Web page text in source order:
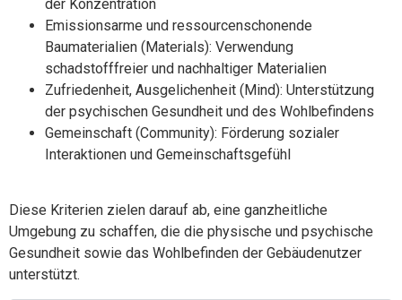
der Konzentration
Emissionsarme und ressourcenschonende
Baumaterialien (Materials): Verwendung
schadstofffreier und nachhaltiger Materialien
Zufriedenheit, Ausgelichenheit (Mind): Unterstützung
der psychischen Gesundheit und des Wohlbefindens
Gemeinschaft (Community): Förderung sozialer
Interaktionen und Gemeinschaftsgefühl
Diese Kriterien zielen darauf ab, eine ganzheitliche
Umgebung zu schaffen, die die physische und psychische
Gesundheit sowie das Wohlbefinden der Gebäudenutzer
unterstützt.